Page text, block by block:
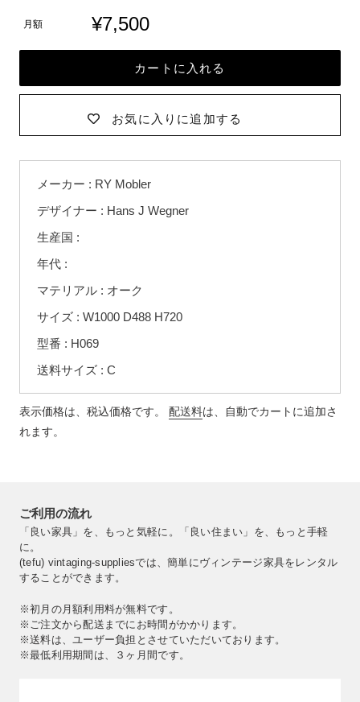
月額 ¥7,500
カートに入れる
お気に入りに追加する
メーカー : RY Mobler
デザイナー : Hans J Wegner
生産国 :
年代 :
マテリアル : オーク
サイズ : W1000 D488 H720
型番 : H069
送料サイズ : C
表示価格は、税込価格です。 配送料は、自動でカートに追加さ
れます。
ご利用の流れ
「良い家具」を、もっと気軽に。「良い住まい」を、もっと手軽
に。
(tefu) vintaging-suppliesでは、簡単にヴィンテージ家具をレンタル
することができます。
※初月の月額利用料が無料です。
※ご注文から配送までにお時間がかかります。
※送料は、ユーザー負担とさせていただいております。
※最低利用期間は、３ヶ月間です。